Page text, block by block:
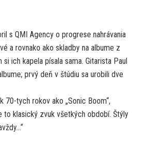
s QMI Agency o progrese nahrávania
a rovnako ako skladby na albume z
ich kapela písala sama. Gitarista Paul
prvý deň v štúdiu sa urobili dve
tych rokov ako „Sonic Boom“,
to klasický zvuk všetkých období. Štýly